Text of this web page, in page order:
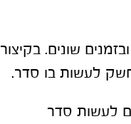
שונים. בקיצור
לעשות בו סדר.
לעשות סדר